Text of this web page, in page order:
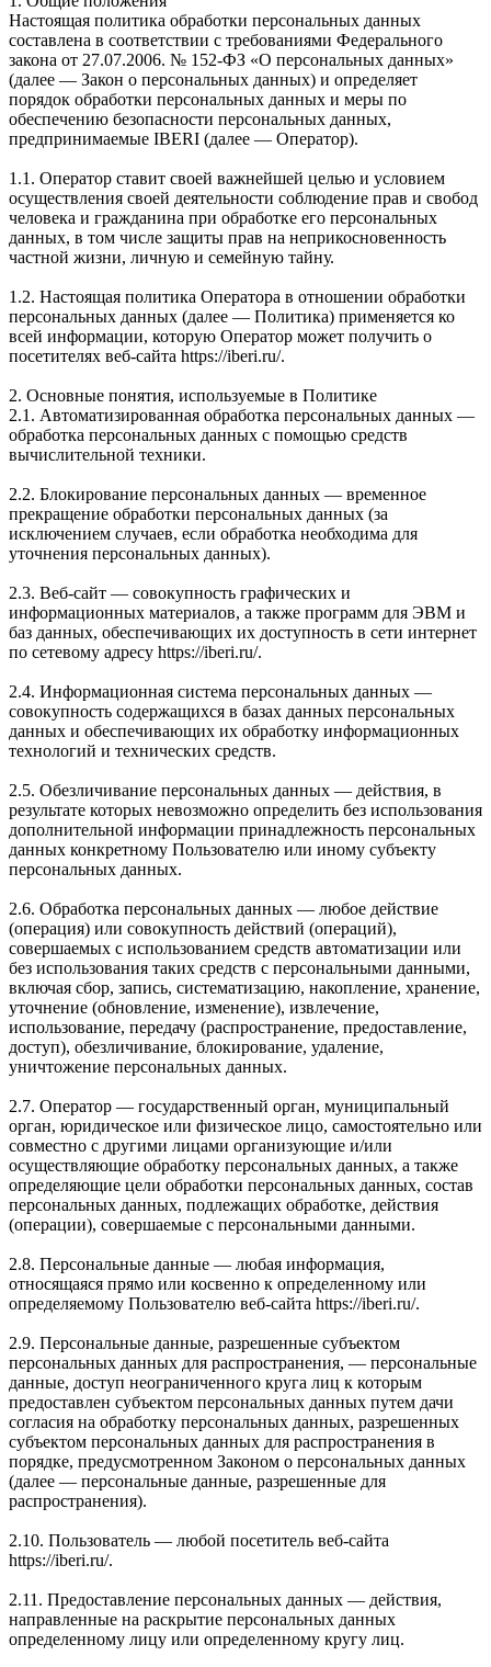
Настоящая политика обработки персональных данных
составлена в соответствии с требованиями Федерального
закона от 27.07.2006. № 152-ФЗ «О персональных данных»
(далее — Закон о персональных данных) и определяет
порядок обработки персональных данных и меры по
обеспечению безопасности персональных данных,
предпринимаемые IBERI (далее — Оператор).
1.1. Оператор ставит своей важнейшей целью и условием
осуществления своей деятельности соблюдение прав и свобод
человека и гражданина при обработке его персональных
данных, в том числе защиты прав на неприкосновенность
частной жизни, личную и семейную тайну.
1.2. Настоящая политика Оператора в отношении обработки
персональных данных (далее — Политика) применяется ко
всей информации, которую Оператор может получить о
посетителях веб-сайта https://iberi.ru/.
2. Основные понятия, используемые в Политике
2.1. Автоматизированная обработка персональных данных —
обработка персональных данных с помощью средств
вычислительной техники.
2.2. Блокирование персональных данных — временное
прекращение обработки персональных данных (за
исключением случаев, если обработка необходима для
уточнения персональных данных).
2.3. Веб-сайт — совокупность графических и
информационных материалов, а также программ для ЭВМ и
баз данных, обеспечивающих их доступность в сети интернет
по сетевому адресу https://iberi.ru/.
2.4. Информационная система персональных данных —
совокупность содержащихся в базах данных персональных
данных и обеспечивающих их обработку информационных
технологий и технических средств.
2.5. Обезличивание персональных данных — действия, в
результате которых невозможно определить без использования
дополнительной информации принадлежность персональных
данных конкретному Пользователю или иному субъекту
персональных данных.
2.6. Обработка персональных данных — любое действие
(операция) или совокупность действий (операций),
совершаемых с использованием средств автоматизации или
без использования таких средств с персональными данными,
включая сбор, запись, систематизацию, накопление, хранение,
уточнение (обновление, изменение), извлечение,
использование, передачу (распространение, предоставление,
доступ), обезличивание, блокирование, удаление,
уничтожение персональных данных.
2.7. Оператор — государственный орган, муниципальный
орган, юридическое или физическое лицо, самостоятельно или
совместно с другими лицами организующие и/или
осуществляющие обработку персональных данных, а также
определяющие цели обработки персональных данных, состав
персональных данных, подлежащих обработке, действия
(операции), совершаемые с персональными данными.
2.8. Персональные данные — любая информация,
относящаяся прямо или косвенно к определенному или
определяемому Пользователю веб-сайта https://iberi.ru/.
2.9. Персональные данные, разрешенные субъектом
персональных данных для распространения, — персональные
данные, доступ неограниченного круга лиц к которым
предоставлен субъектом персональных данных путем дачи
согласия на обработку персональных данных, разрешенных
субъектом персональных данных для распространения в
порядке, предусмотренном Законом о персональных данных
(далее — персональные данные, разрешенные для
распространения).
2.10. Пользователь — любой посетитель веб-сайта
https://iberi.ru/.
2.11. Предоставление персональных данных — действия,
направленные на раскрытие персональных данных
определенному лицу или определенному кругу лиц.